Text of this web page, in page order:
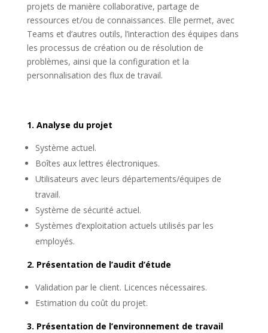
projets de manière collaborative, partage de
ressources et/ou de connaissances. Elle permet, avec
Teams et d’autres outils, l’interaction des équipes dans
les processus de création ou de résolution de
problèmes, ainsi que la configuration et la
personnalisation des flux de travail.
1. Analyse du projet
Système actuel.
Boîtes aux lettres électroniques.
Utilisateurs avec leurs départements/équipes de
travail.
Système de sécurité actuel.
Systèmes d’exploitation actuels utilisés par les
employés.
2. Présentation de l’audit d’étude
Validation par le client. Licences nécessaires.
Estimation du coût du projet.
3. Présentation de l’environnement de travail